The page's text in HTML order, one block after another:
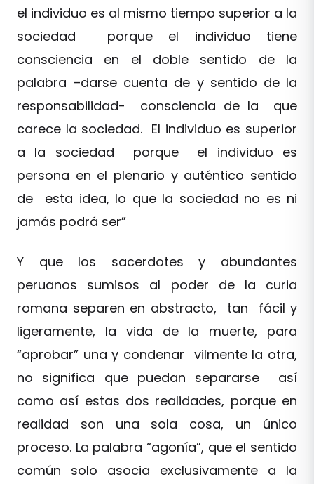
el individuo es al mismo tiempo superior a la
sociedad porque el individuo tiene
consciencia en el doble sentido de la
palabra –darse cuenta de y sentido de la
responsabilidad- consciencia de la que
carece la sociedad. El individuo es superior
a la sociedad porque el individuo es
persona en el plenario y auténtico sentido
de esta idea, lo que la sociedad no es ni
jamás podrá ser”
Y que los sacerdotes y abundantes
peruanos sumisos al poder de la curia
romana separen en abstracto, tan fácil y
ligeramente, la vida de la muerte, para
“aprobar” una y condenar vilmente la otra,
no significa que puedan separarse así
como así estas dos realidades, porque en
realidad son una sola cosa, un único
proceso. La palabra “agonía”, que el sentido
común solo asocia exclusivamente a la